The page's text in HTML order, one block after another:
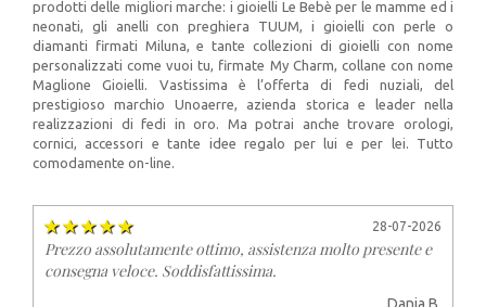
prodotti delle migliori marche: i gioielli Le Bebè per le mamme ed i
neonati, gli anelli con preghiera TUUM, i gioielli con perle o
diamanti firmati Miluna, e tante collezioni di gioielli con nome
personalizzati come vuoi tu, firmate My Charm, collane con nome
Maglione Gioielli. Vastissima è l’offerta di fedi nuziali, del
prestigioso marchio Unoaerre, azienda storica e leader nella
realizzazioni di fedi in oro. Ma potrai anche trovare orologi,
cornici, accessori e tante idee regalo per lui e per lei. Tutto
comodamente on-line.
28-07-2026
Prezzo assolutamente ottimo, assistenza molto presente e
consegna veloce. Soddisfattissima.